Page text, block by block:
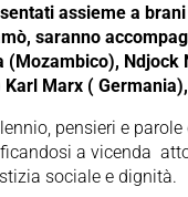
assieme a
saranno
Ndjock
Marx ( Germania),
pensieri e
a vicenda
sociale e dignità.